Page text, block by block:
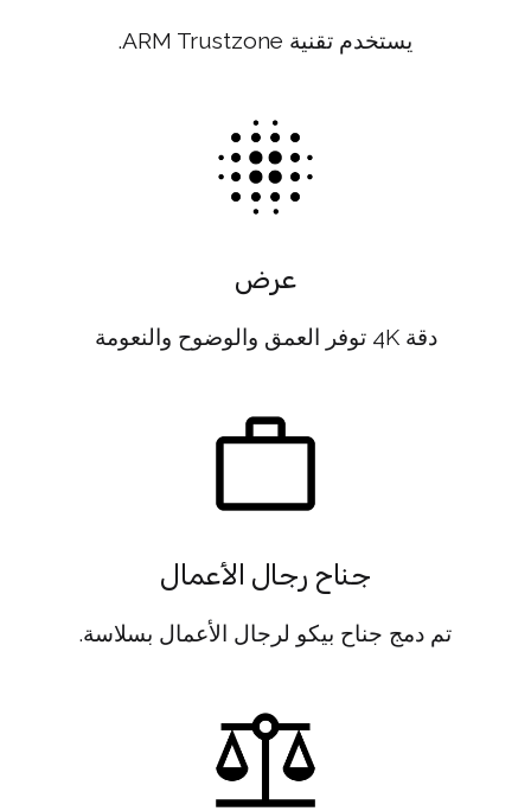
يستخدم تقنية ARM Trustzone.
عرض
دقة 4K توفر العمق والوضوح والنعومة
جناح رجال الأعمال
تم دمج جناح بيكو لرجال الأعمال بسلاسة.